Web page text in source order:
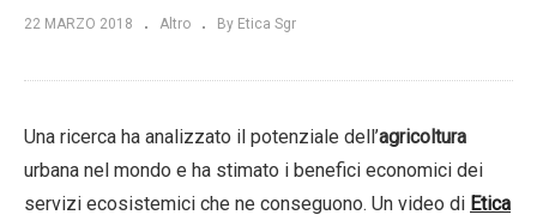
22 MARZO 2018 Altro By Etica Sgr
Una ricerca ha analizzato il potenziale dell’agricoltura
urbana nel mondo e ha stimato i benefici economici dei
servizi ecosistemici che ne conseguono. Un video di Etica